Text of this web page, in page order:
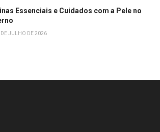
Essenciais e Cuidados com a Pele no
JULHO DE 2026